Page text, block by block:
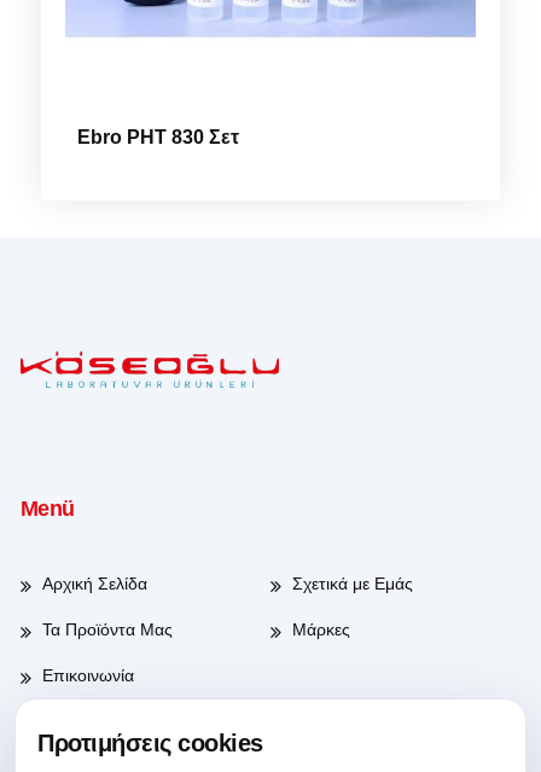
Ebro PHT 830 Σετ
Menü
Αρχική Σελίδα Σχετικά με Εμάς
Τα Προϊόντα Μας Μάρκες
Επικοινωνία
Προτιμήσεις cookies